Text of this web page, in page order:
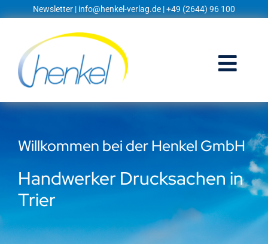
Inhalt
Newsletter | info@henkel-verlag.de | +49 (2644) 96 100
Startseite
Shop
Blog
Prospekte
Willkommen bei der Henkel GmbH
Handwerker Drucksachen in
Trier